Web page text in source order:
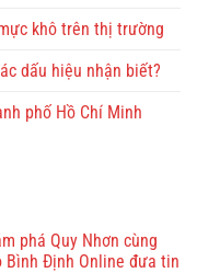
khô trên thị trường
dấu hiệu nhận biết?
phố Hồ Chí Minh
phá Quy Nhơn cùng
Bình Định Online đưa tin